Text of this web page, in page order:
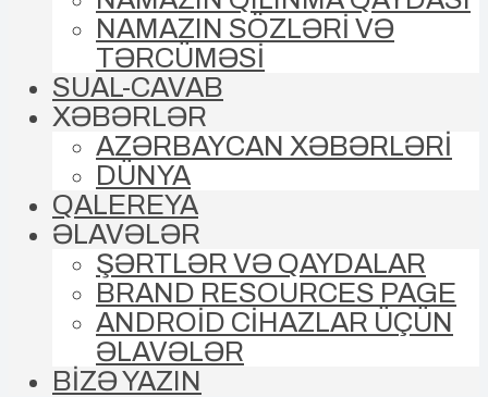
NAMAZIN SÖZLƏRİ VƏ
TƏRCÜMƏSİ
SUAL-CAVAB
XƏBƏRLƏR
AZƏRBAYCAN XƏBƏRLƏRİ
DÜNYA
QALEREYA
ƏLAVƏLƏR
ŞƏRTLƏR VƏ QAYDALAR
BRAND RESOURCES PAGE
ANDROİD CİHAZLAR ÜÇÜN
ƏLAVƏLƏR
BİZƏ YAZIN